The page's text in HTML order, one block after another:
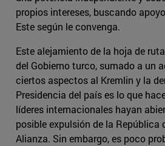
propios intereses, buscando
Este según le convenga.
Este alejamiento de la hoja de
del Gobierno turco, sumado a un
ciertos aspectos al Kremlin y la
Presidencia del país es lo que
líderes internacionales hayan
posible expulsión de la República
Alianza. Sin embargo, es poco